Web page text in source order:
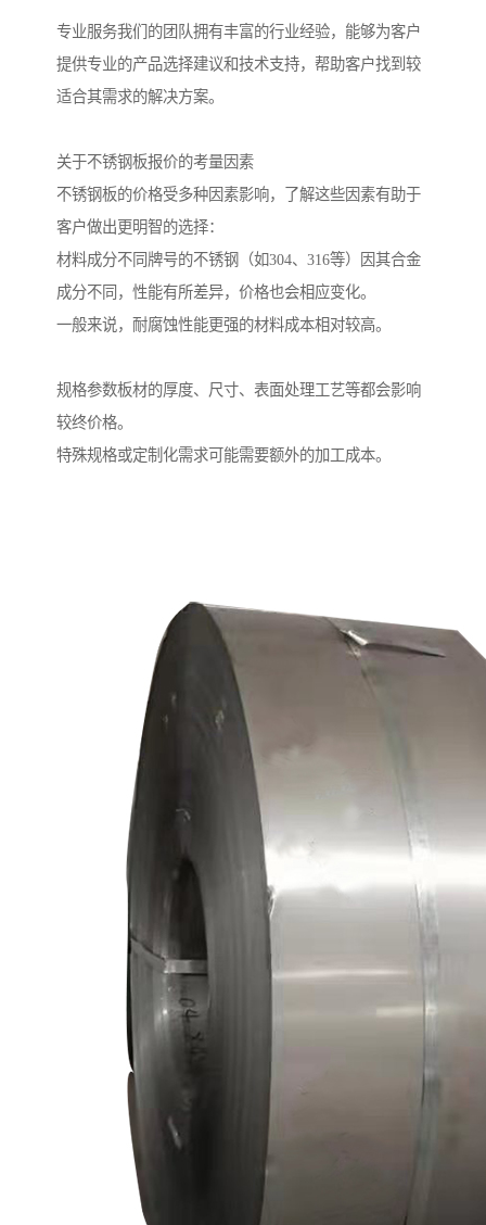
专业服务我们的团队拥有丰富的行业经验，能够为客户
提供专业的产品选择建议和技术支持，帮助客户找到较
适合其需求的解决方案。
关于不锈钢板报价的考量因素
不锈钢板的价格受多种因素影响，了解这些因素有助于
客户做出更明智的选择：
材料成分不同牌号的不锈钢（如304、316等）因其合金
成分不同，性能有所差异，价格也会相应变化。
一般来说，耐腐蚀性能更强的材料成本相对较高。
规格参数板材的厚度、尺寸、表面处理工艺等都会影响
较终价格。
特殊规格或定制化需求可能需要额外的加工成本。